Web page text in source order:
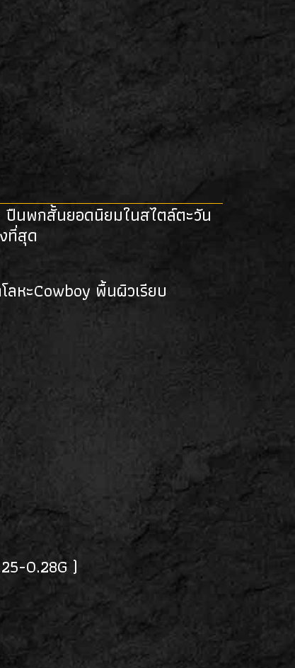
นพกสั้นยอดนิยมในสไตล์ตะวัน
ที่สุด
หะCowboy พื้นผิวเรียบ
0.28G )